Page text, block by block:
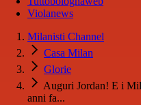
Violanews
Milanisti Channel
Casa Milan
Glorie
Auguri Jordan! E i
anni fa...